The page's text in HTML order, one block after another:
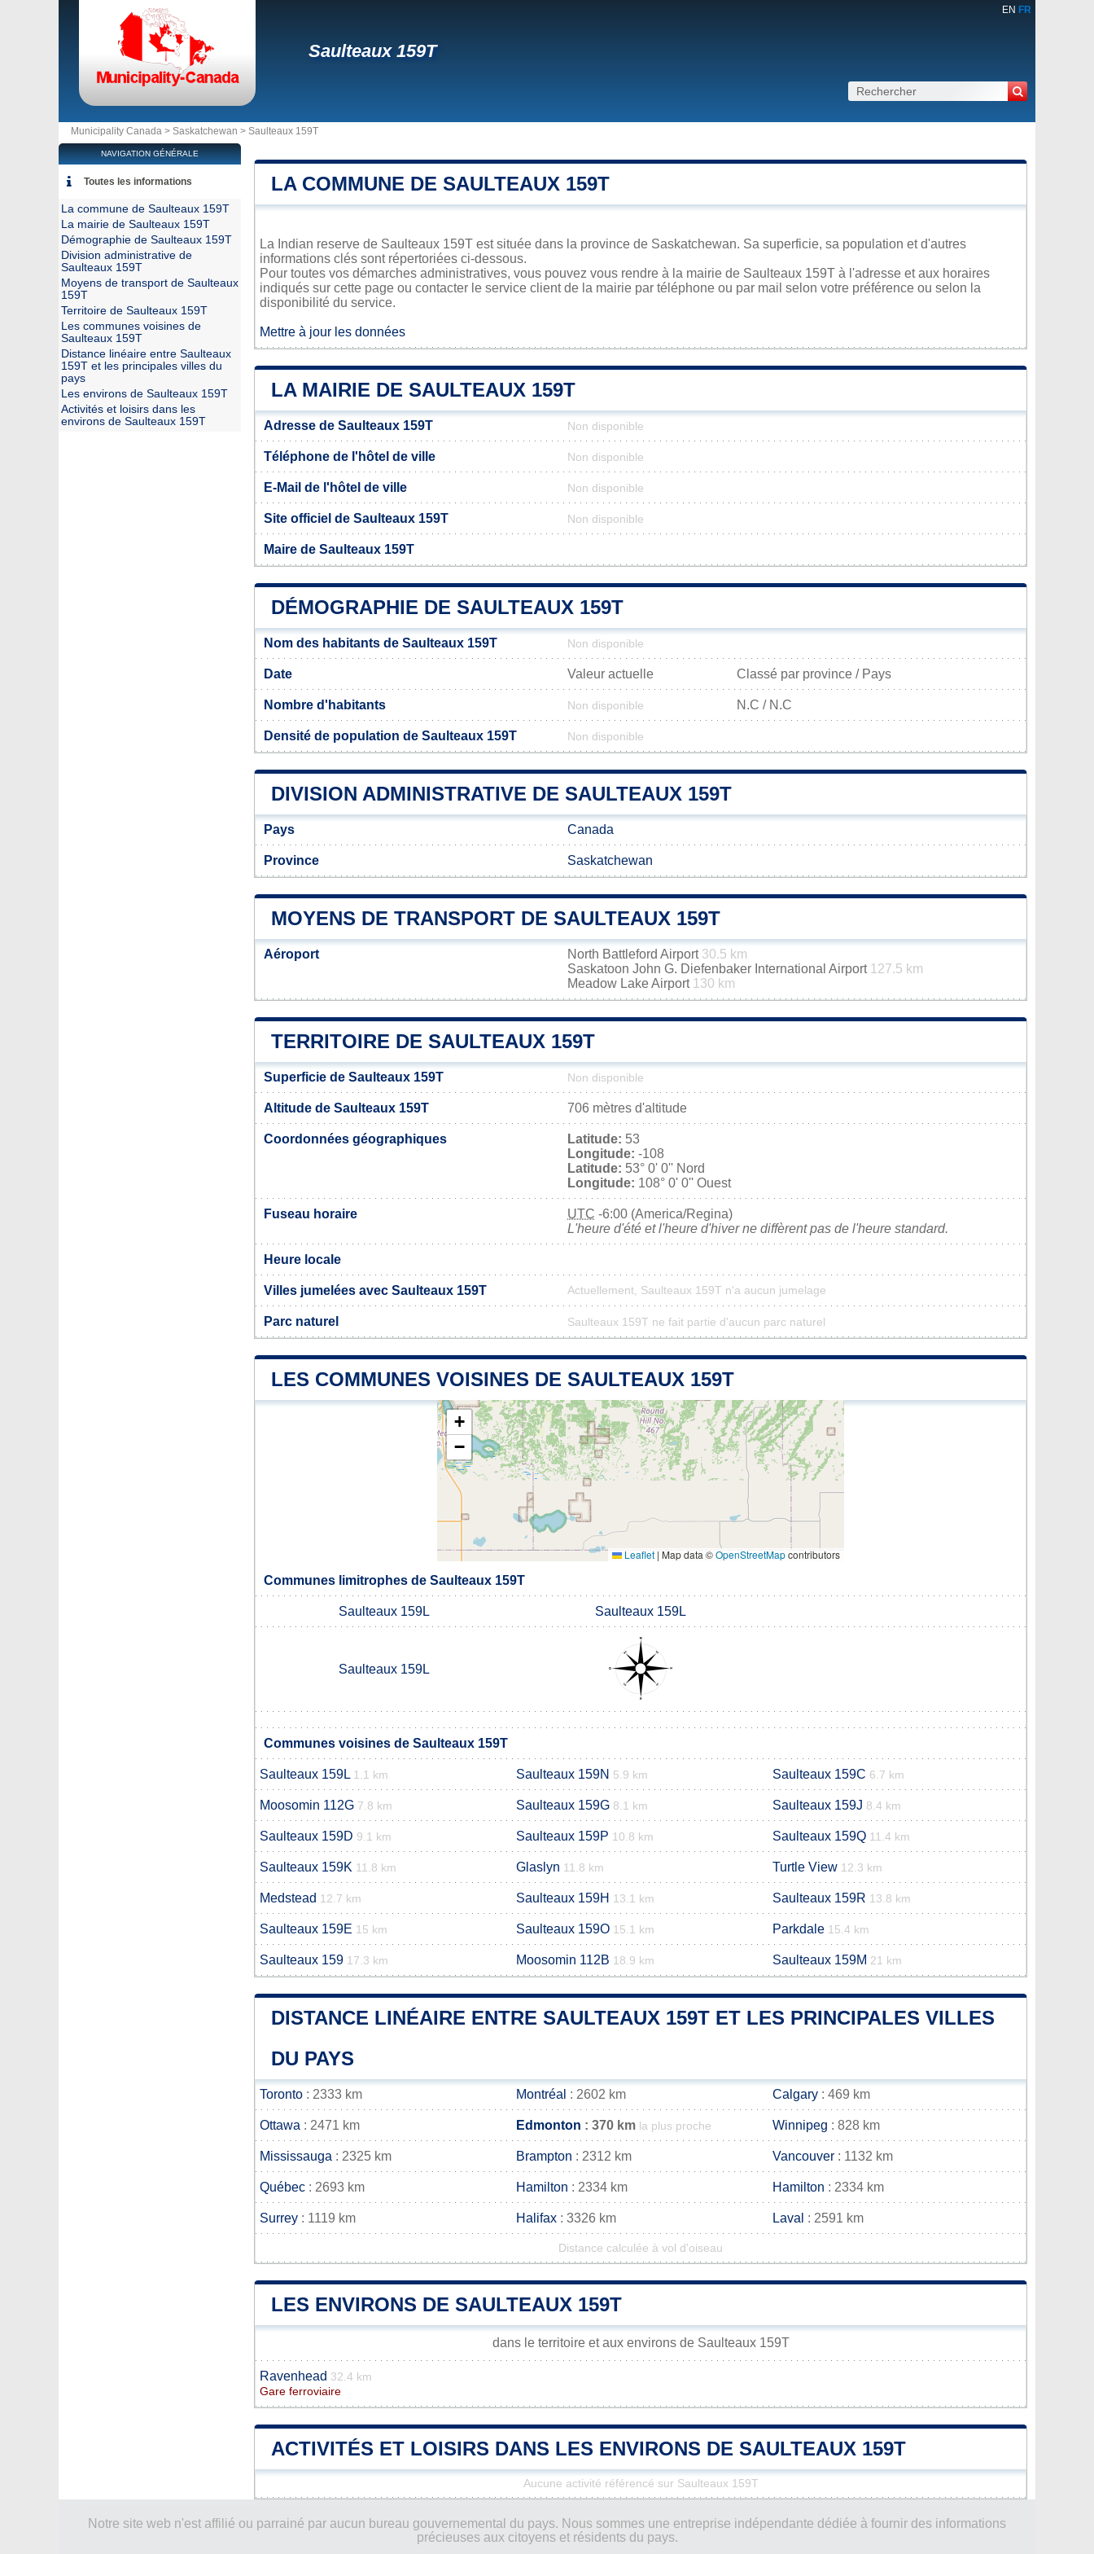
EN FR
Saulteaux 159T
Municipality Canada > Saskatchewan > Saulteaux 159T
LA COMMUNE DE SAULTEAUX 159T
La Indian reserve de Saulteaux 159T est située dans la province de Saskatchewan. Sa superficie, sa population et d'autres
informations clés sont répertoriées ci-dessous.
Pour toutes vos démarches administratives, vous pouvez vous rendre à la mairie de Saulteaux 159T à l'adresse et aux horaires
indiqués sur cette page ou contacter le service client de la mairie par téléphone ou par mail selon votre préférence ou selon la
disponibilité du service.
Mettre à jour les données
LA MAIRIE DE SAULTEAUX 159T
Adresse de Saulteaux 159T Non disponible
Téléphone de l'hôtel de ville Non disponible
E-Mail de l'hôtel de ville Non disponible
Site officiel de Saulteaux 159T Non disponible
Maire de Saulteaux 159T
DÉMOGRAPHIE DE SAULTEAUX 159T
Nom des habitants de Saulteaux 159T Non disponible
Date Valeur actuelle Classé par province / Pays
Nombre d'habitants Non disponible N.C / N.C
Densité de population de Saulteaux 159T Non disponible
DIVISION ADMINISTRATIVE DE SAULTEAUX 159T
Pays Canada
Province Saskatchewan
MOYENS DE TRANSPORT DE SAULTEAUX 159T
Aéroport North Battleford Airport 30.5 km
Saskatoon John G. Diefenbaker International Airport 127.5 km
Meadow Lake Airport 130 km
TERRITOIRE DE SAULTEAUX 159T
Superficie de Saulteaux 159T Non disponible
Altitude de Saulteaux 159T 706 mètres d'altitude
Coordonnées géographiques Latitude: 53
Longitude: -108
Latitude: 53° 0' 0'' Nord
Longitude: 108° 0' 0'' Ouest
Fuseau horaire UTC -6:00 (America/Regina)
L'heure d'été et l'heure d'hiver ne diffèrent pas de l'heure standard.
Heure locale
Villes jumelées avec Saulteaux 159T Actuellement, Saulteaux 159T n'a aucun jumelage
Parc naturel Saulteaux 159T ne fait partie d'aucun parc naturel
LES COMMUNES VOISINES DE SAULTEAUX 159T
+
−
Leaflet | Map data ©OpenStreetMapcontributors
Communes limitrophes de Saulteaux 159T
Saulteaux 159L Saulteaux 159L
Saulteaux 159L
Communes voisines de Saulteaux 159T
Saulteaux 159L 1.1 km Saulteaux 159N 5.9 km Saulteaux 159C 6.7 km
Moosomin 112G 7.8 km Saulteaux 159G 8.1 km Saulteaux 159J 8.4 km
Saulteaux 159D 9.1 km Saulteaux 159P 10.8 km Saulteaux 159Q 11.4 km
Saulteaux 159K 11.8 km Glaslyn 11.8 km Turtle View 12.3 km
Medstead 12.7 km Saulteaux 159H 13.1 km Saulteaux 159R 13.8 km
Saulteaux 159E 15 km Saulteaux 159O 15.1 km Parkdale 15.4 km
Saulteaux 159 17.3 km Moosomin 112B 18.9 km Saulteaux 159M 21 km
DISTANCE LINÉAIRE ENTRE SAULTEAUX 159T ET LES PRINCIPALES VILLES
DU PAYS
Toronto : 2333 km Montréal : 2602 km Calgary : 469 km
Ottawa : 2471 km Edmonton : 370 km la plus proche Winnipeg : 828 km
Mississauga : 2325 km Brampton : 2312 km Vancouver : 1132 km
Québec : 2693 km Hamilton : 2334 km Hamilton : 2334 km
Surrey : 1119 km Halifax : 3326 km Laval : 2591 km
Distance calculée à vol d'oiseau
LES ENVIRONS DE SAULTEAUX 159T
dans le territoire et aux environs de Saulteaux 159T
Ravenhead 32.4 km
Gare ferroviaire
ACTIVITÉS ET LOISIRS DANS LES ENVIRONS DE SAULTEAUX 159T
Aucune activité référencé sur Saulteaux 159T
NAVIGATION GÉNÉRALE
Toutes les informations
La commune de Saulteaux 159T
La mairie de Saulteaux 159T
Démographie de Saulteaux 159T
Division administrative de
Saulteaux 159T
Moyens de transport de Saulteaux
159T
Territoire de Saulteaux 159T
Les communes voisines de
Saulteaux 159T
Distance linéaire entre Saulteaux
159T et les principales villes du
pays
Les environs de Saulteaux 159T
Activités et loisirs dans les
environs de Saulteaux 159T
Notre site web n'est affilié ou parrainé par aucun bureau gouvernemental du pays. Nous sommes une entreprise indépendante dédiée à fournir des informations
précieuses aux citoyens et résidents du pays.